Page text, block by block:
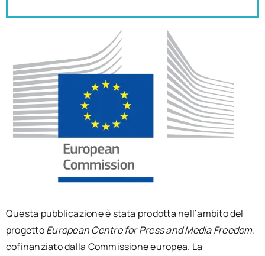
Questa pubblicazione è stata prodotta nell’ambito del
progettoEuropean Centre for Press and Media Freedom,
cofinanziato dalla Commissione europea. La